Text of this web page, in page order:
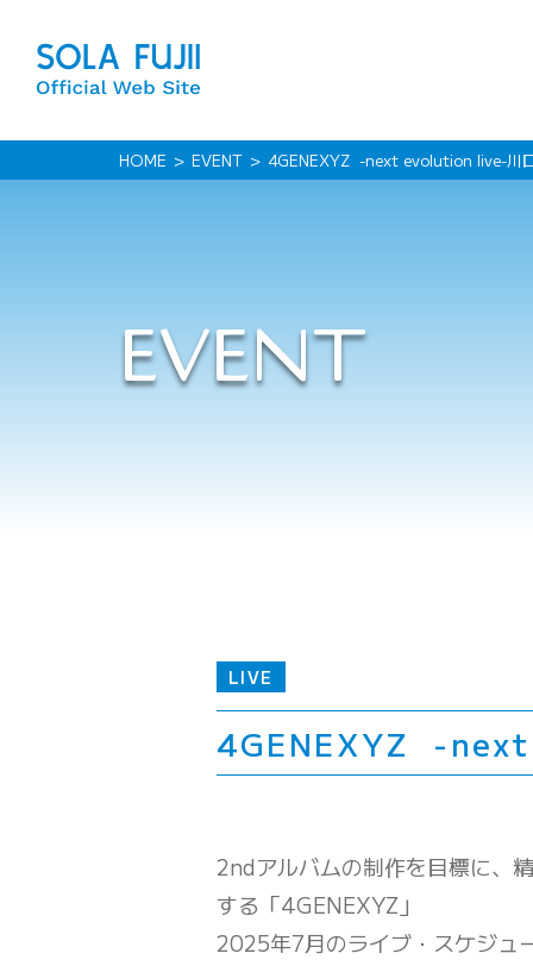
HOME EVENT 4GENEXYZ -next evolution live-川
EVENT
LIVE
4GENEXYZ -
2ndアルバムの制作を目標に、
する「4GENEXYZ」
2025年7月のライブ・スケジュ